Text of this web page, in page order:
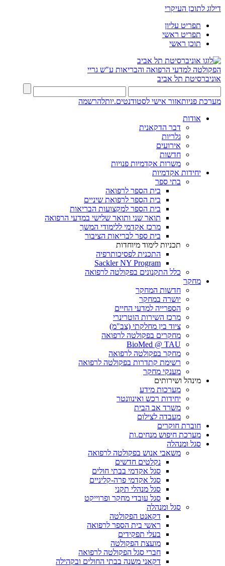
דילוג לתוכן העיקרי
תפריט עליון
תפריט ראשי
תוכן ראשי
הפקולטה למדעי הרפואה והבריאות ע"ש גריי
אוניברסיטת תל אביב
מערכת פניותאזור אישי לסטודנטים.יותלהרשמה
אודות
דבר הדקאנית
גלריות
אירועים
חדשות
משרות אקדמיות פנויות
יחידות אקדמיות
בתי ספר
בית הספר לרפואה
בית הספר לרפואת שיניים
בית הספר למקצועות הבריאות
תואר שני ותואר שלישי במדעי הרפואה
מרכז אקדמי ללימודי המשך
בית ספר לבריאות הציבור
תכניות לימוד מיוחדות
התכנית לפסיכותרפיה
Sackler NY Program
כלל התקנונים בפקולטה לרפואה
מחקר
חדשות המחקר
יושרה במחקר
הספרייה למדעי החיים
מרכז השירות הוטרינרי
ציוד בין מחלקתי (צב"מ)
מחקרים בפקולטה לרפואה
BioMed @ TAU
מחקר בפקולטה לרפואה
רשימת קתדרות בפקולטה לרפואה
מענקי מחקר
מינהל ושירותים
מערכות מידע
יחידות רכש ואינוונטר
משרד אב הבית
מעבדה לצילום
חוברת חוקרים
מערכת חיפוש מנחים.ות
סגל ומנהלה
משאבי אנוש בפקולטה לרפואה
נקלטים חדשים
סגל אקדמי בבתי חולים
סגל אקדמי פרה-קליניים
סגל מנהלי תקני
סגל עובדי מחקר ופרוייקט
סגל ומנהלה
דקאנט הפקולטה
ראשי בית הספר לרפואה
בעלי תפקידים
מועצת הפקולטה
חברי סגל הפקולטה לרפואה
דקאני משנה בבתי החולים ובקהילה